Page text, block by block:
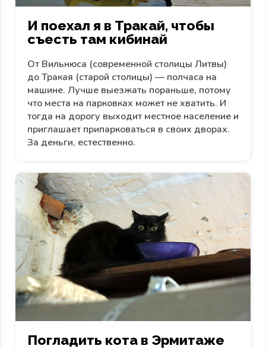
И поехал я в Тракай, чтобы
съесть там кибинай
От Вильнюса (современной столицы Литвы)
до Тракая (старой столицы) — полчаса на
машине. Лучше выезжать пораньше, потому
что места на парковках может не хватить. И
тогда на дорогу выходит местное население и
приглашает припарковаться в своих дворах.
За деньги, естественно.
Погладить кота в Эрмитаже